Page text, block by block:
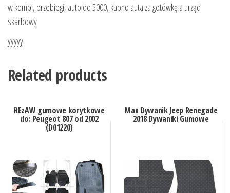
w kombi, przebiegi, auto do 5000, kupno auta za gotówkę a urząd
skarbowy
yyyyy
Related products
REzAW gumowe korytkowe
do: Peugeot 807 od 2002
(D01220)
Max Dywanik Jeep Renegade
2018 Dywaniki Gumowe